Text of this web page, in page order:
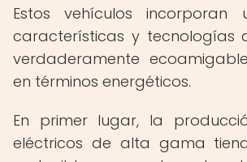
Estos vehículos incorporan
características y tecnologías
verdaderamente
en términos energéticos.
En primer lugar, la
eléctricos de alta gama